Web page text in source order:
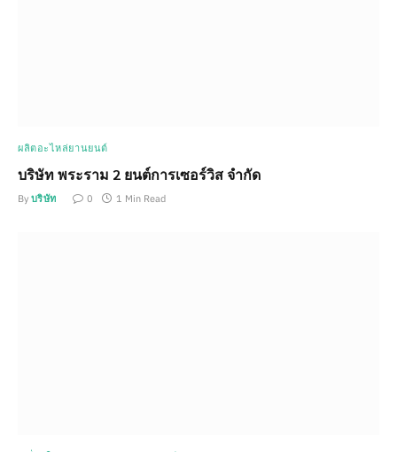
ผลิตอะไหล่ยานยนต์
บริษัท พระราม 2 ยนต์การเซอร์วิส จำกัด
By บริษัท 0 1 Min Read